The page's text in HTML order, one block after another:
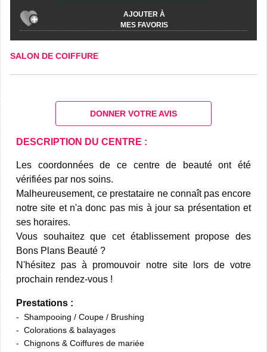
AJOUTER À
MES FAVORIS
SALON DE COIFFURE
DONNER VOTRE AVIS
DESCRIPTION DU CENTRE :
Les coordonnées de ce centre de beauté ont été
vérifiées par nos soins.
Malheureusement, ce prestataire ne connaît pas encore
notre site et n'a donc pas mis à jour sa présentation et
ses horaires.
Vous souhaitez que cet établissement propose des
Bons Plans Beauté ?
N'hésitez pas à promouvoir notre site lors de votre
prochain rendez-vous !
Prestations :
Shampooing / Coupe / Brushing
Colorations & balayages
Chignons & Coiffures de mariée